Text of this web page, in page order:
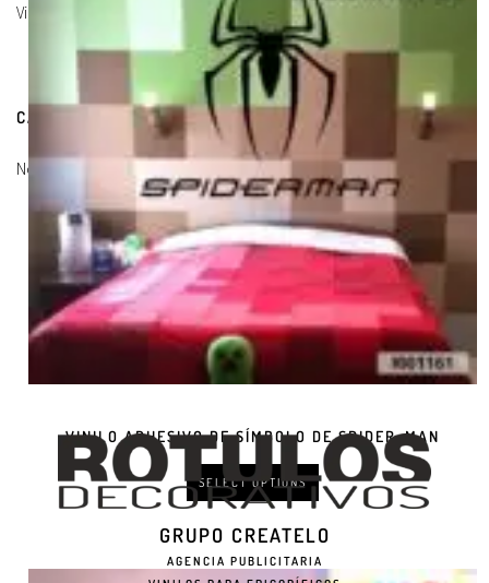
VINILO ADHESIVO DE SÍMBOLO DE SPIDER-MAN
SELECT OPTIONS
Vinilos Para Vidrios
CARRITO DE COMPRAS
No hay productos en el carrito.
GRUPO CREATELO
AGENCIA PUBLICITARIA